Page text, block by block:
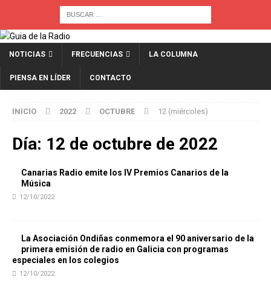
NOTICIAS FRECUENCIAS LA COLUMNA
PIENSA EN LÍDER CONTACTO
INICIO 2022 OCTUBRE 12 (miércoles)
Día: 12 de octubre de 2022
Canarias Radio emite los IV Premios Canarios de la
Música
12/10/2022
La Asociación Ondiñas conmemora el 90 aniversario de la
primera emisión de radio en Galicia con programas
especiales en los colegios
12/10/2022